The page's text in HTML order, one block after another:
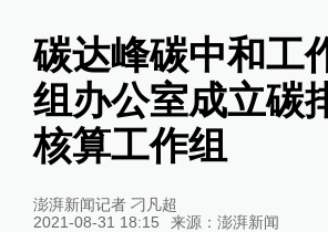
碳达峰碳中和工
组办公室成立碳
核算工作组
澎湃新闻记者 刁凡超
2021-08-31 18:15
来源： 澎湃新闻